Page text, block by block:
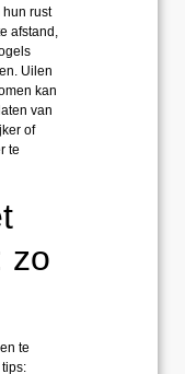
hun rust
afstand,
Uilen
kan
van
of
te
zo
te